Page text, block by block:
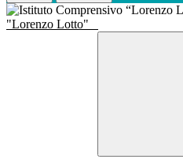
"Lorenzo Lotto"